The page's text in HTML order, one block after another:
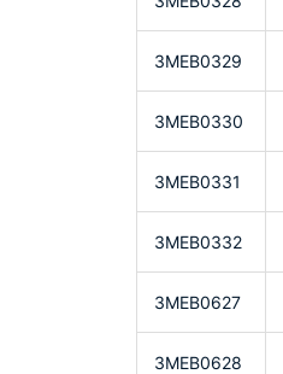
3MEB0329
3MEB0330
3MEB0331
3MEB0332
3MEB0627
3MEB0628